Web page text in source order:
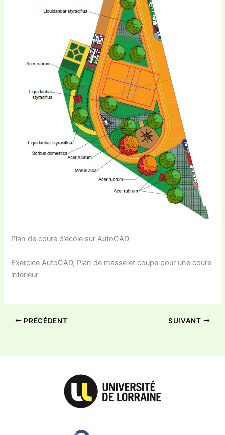
Plan de coure d’école sur AutoCAD
Exercice AutoCAD, Plan de masse et coupe pour une coure
intérieur
PRÉCÉDENT SUIVANT